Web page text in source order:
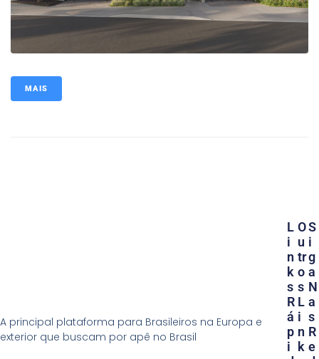
MAIS
A principal plataforma para Brasileiros na Europa e
exterior que buscam por apê no Brasil
O
U
Tr
O
S
L
I
N
K
L
I
N
K
S
R
Á
P
I
S
I
G
A
N
A
S
R
E